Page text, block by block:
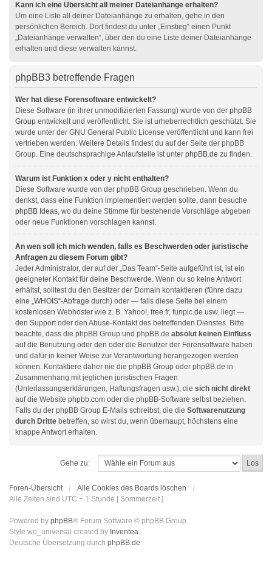
Kann ich eine Übersicht all meiner Dateianhänge erhalten?
Um eine Liste all deiner Dateianhänge zu erhalten, gehe in den
persönlichen Bereich. Dort findest du unter „Einstieg“ einen Punkt
„Dateianhänge verwalten“, über den du eine Liste deiner Dateianhänge
erhalten und diese verwalten kannst.
phpBB3 betreffende Fragen
Wer hat diese Forensoftware entwickelt?
Diese Software (in ihrer unmodifizierten Fassung) wurde von der phpBB
Group entwickelt und veröffentlicht. Sie ist urheberrechtlich geschützt. Sie
wurde unter der GNU General Public License veröffentlicht und kann frei
vertrieben werden. Weitere Details findest du auf der Seite der phpBB
Group. Eine deutschsprachige Anlaufstelle ist unter phpBB.de zu finden.
Warum ist Funktion x oder y nicht enthalten?
Diese Software wurde von der phpBB Group geschrieben. Wenn du
denkst, dass eine Funktion implementiert werden sollte, dann besuche
phpBB Ideas, wo du deine Stimme für bestehende Vorschläge abgeben
oder neue Funktionen vorschlagen kannst.
An wen soll ich mich wenden, falls es Beschwerden oder juristische
Anfragen zu diesem Forum gibt?
Jeder Administrator, der auf der „Das Team“-Seite aufgeführt ist, ist ein
geeigneter Kontakt für deine Beschwerde. Wenn du so keine Antwort
erhältst, solltest du den Besitzer der Domain kontaktieren (führe dazu
eine „WHOIS“-Abfrage durch) oder — falls diese Seite bei einem
kostenlosen Webhoster wie z. B. Yahoo!, free.fr, funpic.de usw. liegt —
den Support oder den Abuse-Kontakt des betreffenden Dienstes. Bitte
beachte, dass die phpBB Group und phpBB.de absolut keinen Einfluss
auf die Benutzung oder den oder die Benutzer der Forensoftware haben
und dafür in keiner Weise zur Verantwortung herangezogen werden
können. Kontaktiere daher nie die phpBB Group oder phpBB.de in
Zusammenhang mit jeglichen juristischen Fragen
(Unterlassungserklärungen, Haftungsfragen usw.), die sich nicht direkt
auf die Website phpbb.com oder die phpBB-Software selbst beziehen.
Falls du der phpBB Group E-Mails schreibst, die die Softwarenutzung
durch Dritte betreffen, so wirst du, wenn überhaupt, höchstens eine
knappe Antwort erhalten.
Gehe zu:
Foren-Übersicht
Alle Cookies des Boards löschen
Alle Zeiten sind UTC + 1 Stunde [ Sommerzeit ]
Powered by phpBB® Forum Software © phpBB Group
Style we_universal created by Inventea.
Deutsche Übersetzung durch phpBB.de